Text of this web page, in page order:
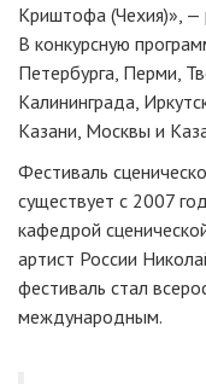
Криштофа (Чехия)», —
В конкурсную
Петербурга, Перми,
Калининграда,
Казани, Москвы и
Фестиваль
существует с 2007
кафедрой
артист России
фестиваль стал
международным.